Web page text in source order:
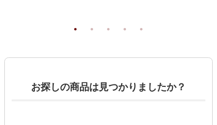
お探しの商品は見つかりましたか？